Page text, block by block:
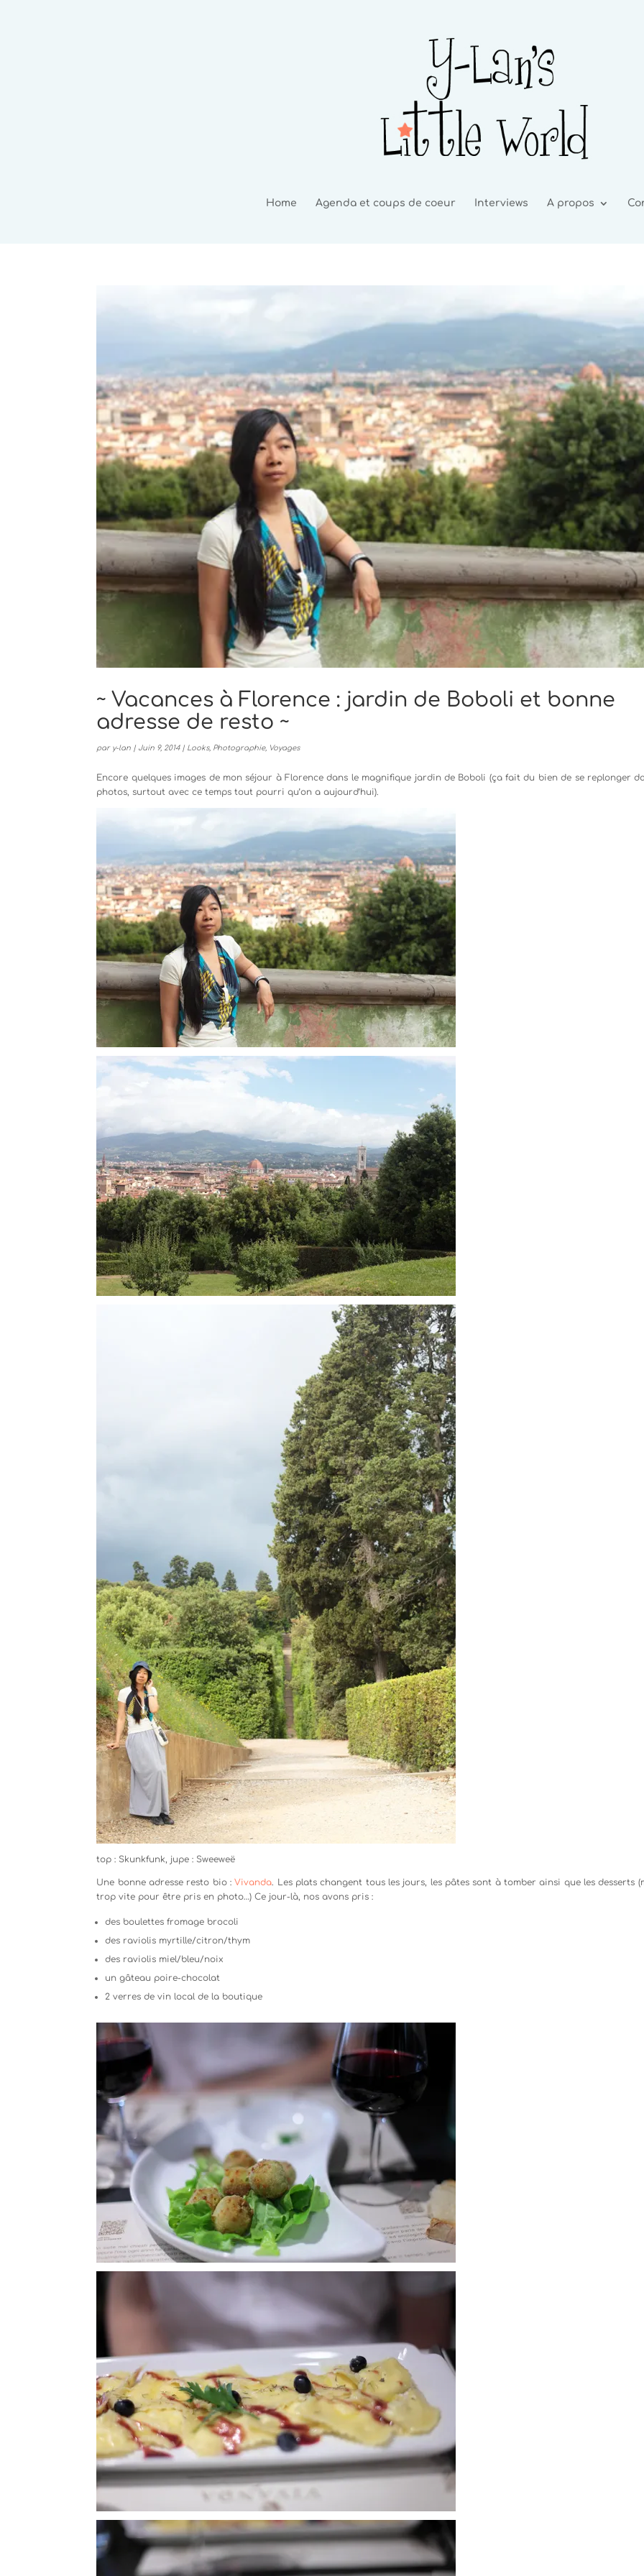
Home Agenda et coups de coeur Interviews A propos
~ Vacances à Florence : jardin de Boboli et bonne
adresse de resto ~
par y-lan | Juin 9, 2014| Looks, Photographie, Voyages
Encore quelques images de mon séjour à Florence dans le magnifique jardin de Boboli (ça fait du bien de se replonger
photos, surtout avec ce temps tout pourri qu’on a aujourd’hui).
top : Skunkfunk, jupe : Sweeweë
Une bonne adresse resto bio :Vivanda. Les plats changent tous les jours, les pâtes sont à tomber ainsi que les desserts
trop vite pour être pris en photo…) Ce jour-là, nos avons pris :
des boulettes fromage brocoli
des raviolis myrtille/citron/thym
des raviolis miel/bleu/noix
un gâteau poire-chocolat
2 verres de vin local de la boutique